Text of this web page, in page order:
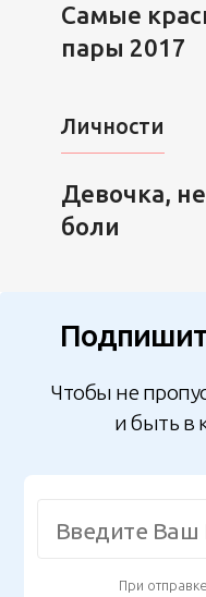
Самые
пары 2017
Личности
Девочка,
боли
Чтобы не
и быть в
При